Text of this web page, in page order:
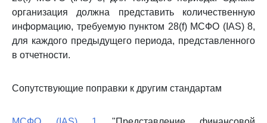
организация должна представить количественную
информацию, требуемую пунктом 28(f) МСФО (IAS) 8,
для каждого предыдущего периода, представленного
в отчетности.
Сопутствующие поправки к другим стандартам